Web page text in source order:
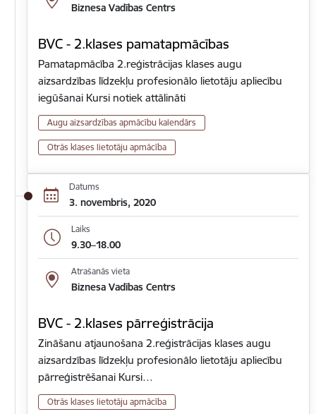
Biznesa Vadības Centrs
BVC - 2.klases pamatapmācības
Pamatapmācība 2.reģistrācijas klases augu
aizsardzības līdzekļu profesionālo lietotāju apliecību
iegūšanai Kursi notiek attālināti
Augu aizsardzības apmācību kalendārs
Otrās klases lietotāju apmācība
Datums
3. novembris, 2020
Laiks
9.30–18.00
Atrašanās vieta
Biznesa Vadības Centrs
BVC - 2.klases pārreģistrācija
Zināšanu atjaunošana 2.reģistrācijas klases augu
aizsardzības līdzekļu profesionālo lietotāju apliecību
pārreģistrēšanai Kursi…
Otrās klases lietotāju apmācība